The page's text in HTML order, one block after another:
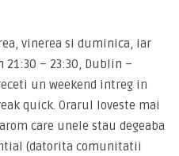
vinerea si duminica, iar
– 23:30, Dublin –
un weekend intreg in
quick. Orarul loveste mai
care unele stau degeaba
(datorita comunitatii